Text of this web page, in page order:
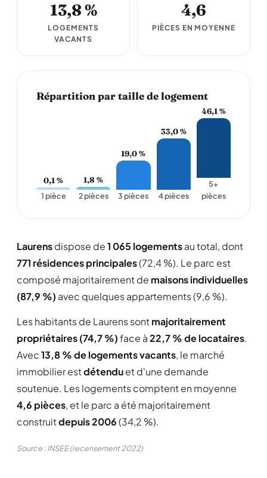
13,8 %
LOGEMENTS
VACANTS
4,6
PIÈCES EN MOYENNE
Répartition par taille de logement
0,1 %
1 pièce
1,8 %
2 pièces
19,0 %
3 pièces
33,0 %
4 pièces
46,1 %
5+
pièces
Laurensdispose de1 065 logementsau total, dont
771 résidences principales(72,4 %). Le parc est
composé majoritairement de maisons individuelles
(87,9 %) avec quelques appartements (9,6 %).
Les habitants de Laurens sontmajoritairement
propriétaires (74,7 %)face à22,7 % de locataires.
Avec13,8 % de logements vacants, le marché
immobilier estdétenduet d'une demande
soutenue. Les logements comptent en moyenne
4,6 pièces, et le parc a été majoritairement
construitdepuis 2006(34,2 %).
Source : INSEE (recensement 2022)